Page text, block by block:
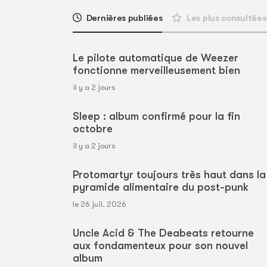
Dernières publiées Les plus consultées
Le pilote automatique de Weezer
fonctionne merveilleusement bien
il y a 2 jours
Sleep : album confirmé pour la fin
octobre
il y a 2 jours
Protomartyr toujours très haut dans la
pyramide alimentaire du post-punk
le 26 juil. 2026
Uncle Acid & The Deabeats retourne
aux fondamenteux pour son nouvel
album